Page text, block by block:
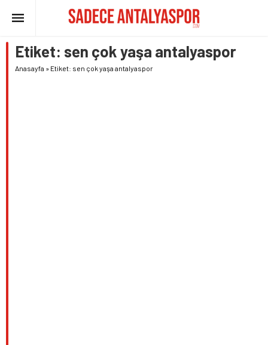
Etiket: sen çok yaşa antalyaspor
Anasayfa » Etiket: sen çok yaşa antalyaspor